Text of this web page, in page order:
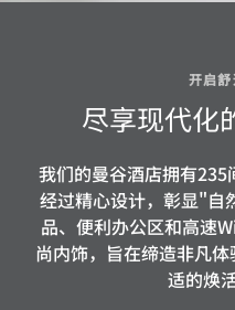
开启
尽享现代化
我们的曼谷酒店拥有
经过精心设计，彰显"
品、便利办公区和高速
尚内饰，旨在缔造非凡
适的焕